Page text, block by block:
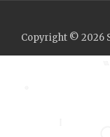
Copyright © 2026